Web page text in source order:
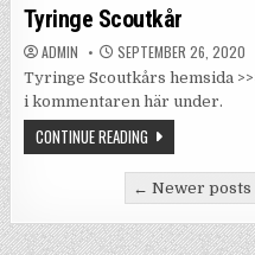
in
Tyringe Scoutkår
ADMIN SEPTEMBER 26, 2020
Tyringe Scoutkårs hemsida
i kommentaren här under.
CONTINUE READING
← Newer posts